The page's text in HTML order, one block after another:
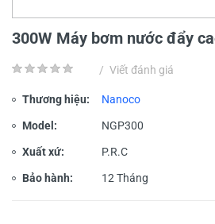
300W Máy bơm nước đẩy
/ Viết đánh giá
Thương hiệu: Nanoco
Model: NGP300
Xuất xứ: P.R.C
Bảo hành: 12 Tháng